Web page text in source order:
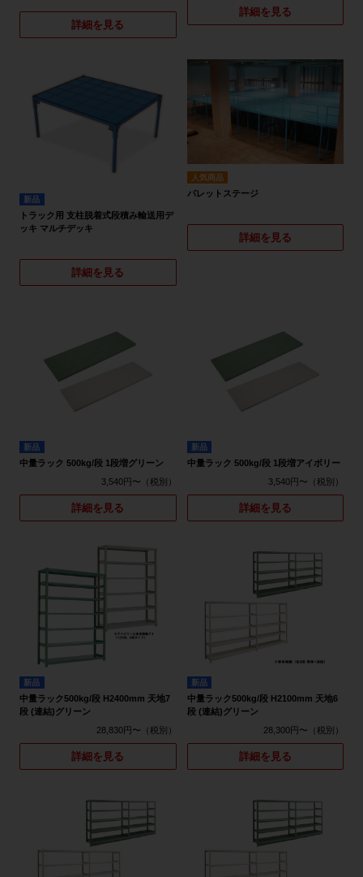
詳細を見る
詳細を見る
新品
トラック用 支柱脱着式段積み輸送用デ
ッキ マルチデッキ
詳細を見る
人気商品
パレットステージ
詳細を見る
新品
中量ラック 500kg/段 1段増グリーン
3,540円〜
詳細を見る
新品
中量ラック 500kg/段 1段増アイボリー
3,540円〜
詳細を見る
新品
中量ラック500kg/段 H2400mm 天地7
段 (連結)グリーン
28,830円〜
詳細を見る
新品
中量ラック500kg/段 H2100mm 天地6
段 (連結)グリーン
28,300円〜
詳細を見る